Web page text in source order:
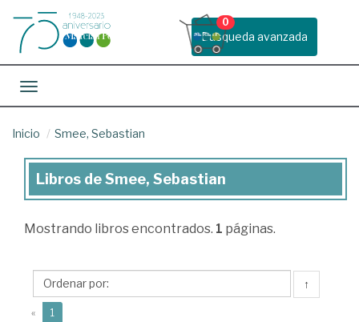
Busqueda avanzada
0
Toggle navigation
Inicio Smee, Sebastian
Libros
Smee,
Libros de Smee, Sebastian
Mostrando libros encontrados. 1 páginas.
↑
« 1